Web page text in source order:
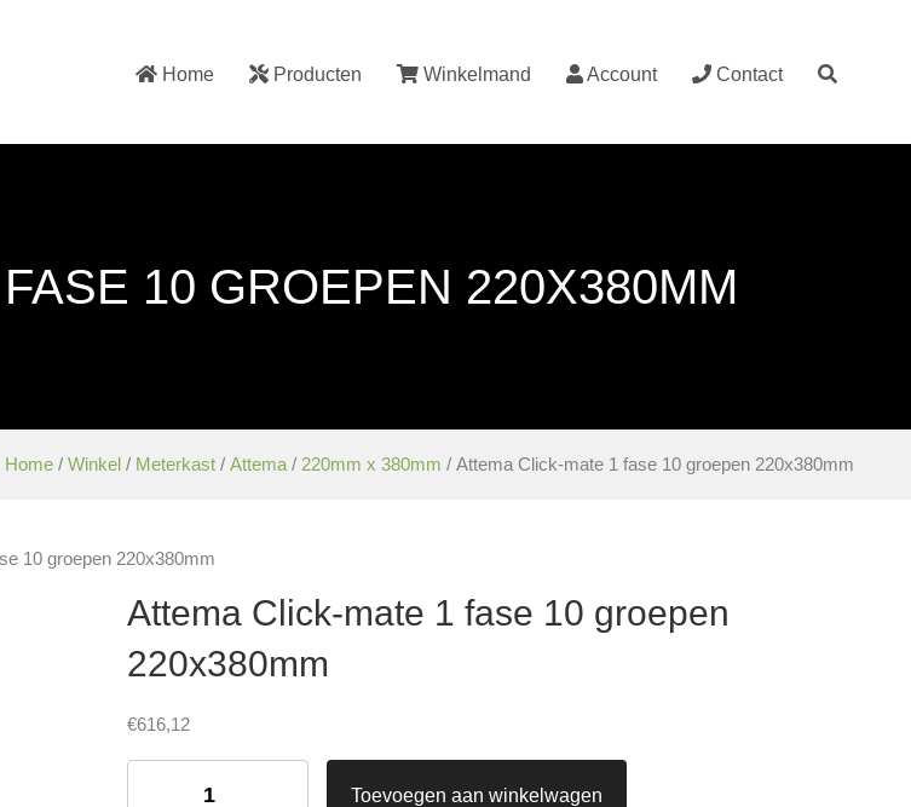
Home Producten Winkelmand Account Contact
10 GROEPEN 220X380MM
Home / Winkel / Meterkast / Attema / 220mm x 380mm / Attema Click-mate 1 fase 10 groepen 220x380mm
10 groepen 220x380mm
Attema Click-mate 1 fase 10 groepen
220x380mm
€616,12
Attema
Toevoegen aan winkelwagen